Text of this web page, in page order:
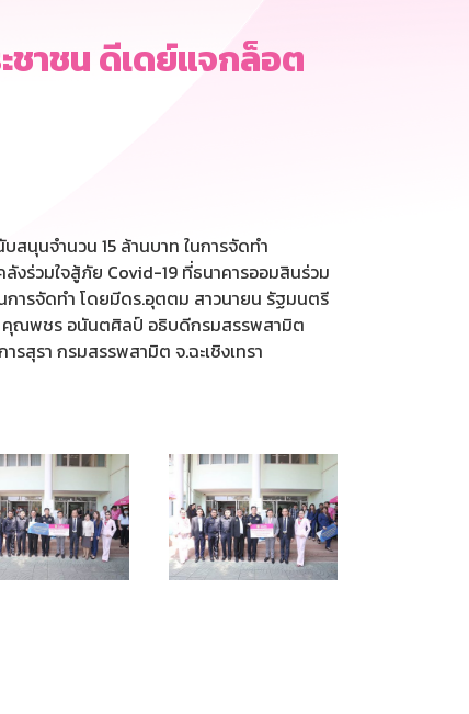
ชาชน ดีเดย์แจกล็อต
นุนจำนวน 15 ล้านบาท ในการจัดทำ
งร่วมใจสู้ภัย Covid-19 ที่ธนาคารออมสินร่วม
การจัดทำ โดยมีดร.อุตตม สาวนายน รัฐมนตรี
ง คุณพชร อนันตศิลป์ อธิบดีกรมสรรพสามิต
สุรา กรมสรรพสามิต จ.ฉะเชิงเทรา